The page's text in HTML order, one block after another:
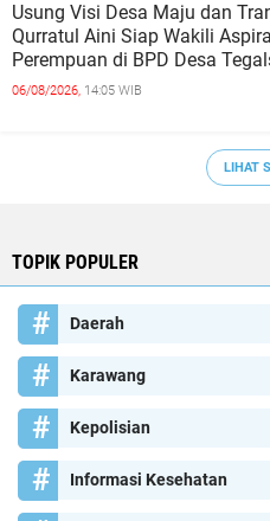
Usung Visi Desa Maju dan
Qurratul Aini Siap Wakili
Perempuan di BPD Desa
06/08/2026, 14:05 WIB
LIHAT
TOPIK POPULER
Daerah
Karawang
Kepolisian
Informasi Kesehatan